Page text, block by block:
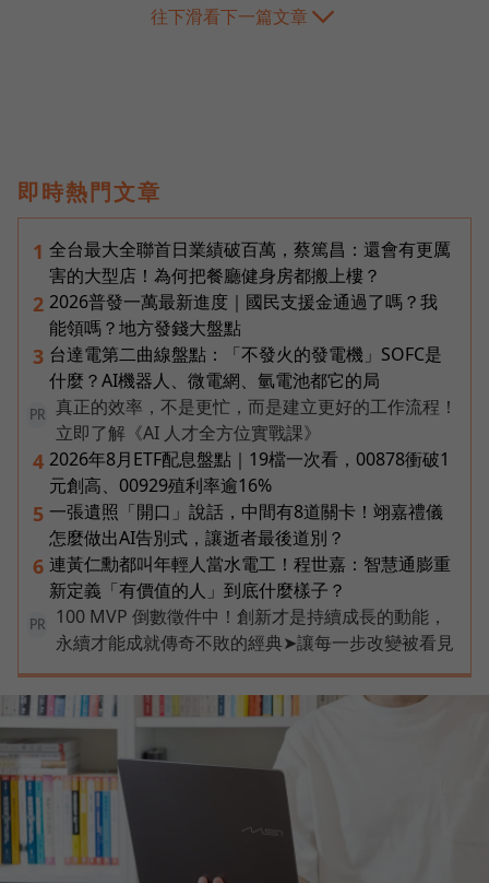
往下滑看下一篇文章
即時熱門文章
1 全台最大全聯首日業績破百萬，蔡篤昌：還會有更厲
害的大型店！為何把餐廳健身房都搬上樓？
2 2026普發一萬最新進度｜國民支援金通過了嗎？我
能領嗎？地方發錢大盤點
3 台達電第二曲線盤點：「不發火的發電機」SOFC是
什麼？AI機器人、微電網、氫電池都它的局
PR
真正的效率，不是更忙，而是建立更好的工作流程！
立即了解《AI 人才全方位實戰課》
4 2026年8月ETF配息盤點｜19檔一次看，00878衝破1
元創高、00929殖利率逾16%
5 一張遺照「開口」說話，中間有8道關卡！翊嘉禮儀
怎麼做出AI告別式，讓逝者最後道別？
6 連黃仁勳都叫年輕人當水電工！程世嘉：智慧通膨重
新定義「有價值的人」到底什麼樣子？
PR
100 MVP 倒數徵件中！創新才是持續成長的動能，
永續才能成就傳奇不敗的經典➤讓每一步改變被看見